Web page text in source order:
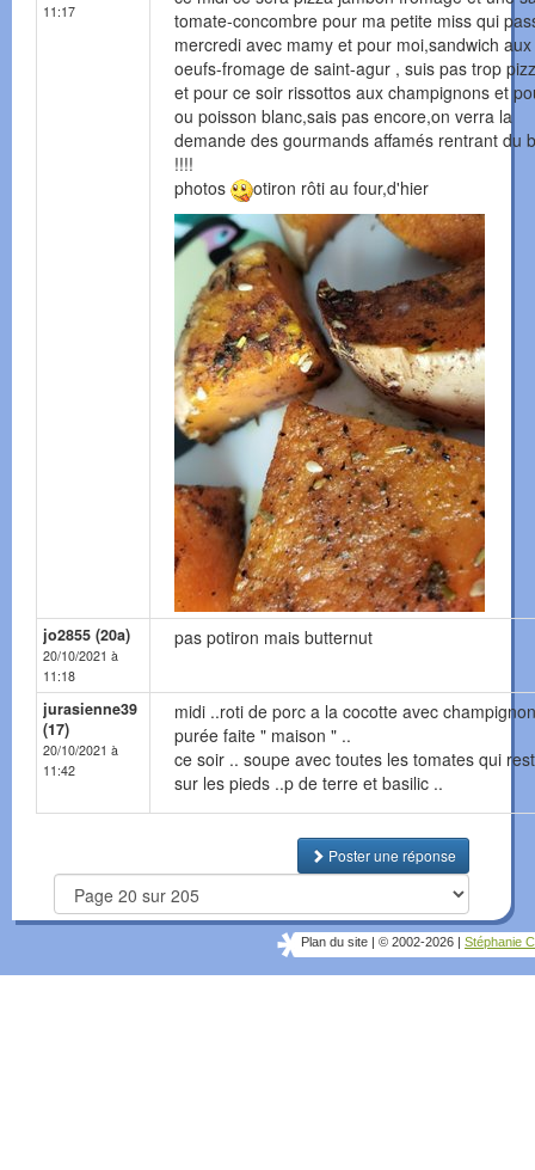
11:17
tomate-concombre pour ma petite miss qui
mercredi avec mamy et pour moi,sandwich aux
oeufs-fromage de saint-agur , suis pas trop
et pour ce soir rissottos aux champignons et
ou poisson blanc,sais pas encore,on verra la
demande des gourmands affamés rentrant du
!!!!
photos
otiron rôti au four,d'hier
jo2855 (20a)
20/10/2021 à
11:18
pas potiron mais butternut
jurasienne39
(17)
20/10/2021 à
11:42
midi ..roti de porc a la cocotte avec
purée faite " maison " ..
ce soir .. soupe avec toutes les tomates qui
sur les pieds ..p de terre et basilic ..
Poster une réponse
Plan du site © 2002-2026 Stéphanie C